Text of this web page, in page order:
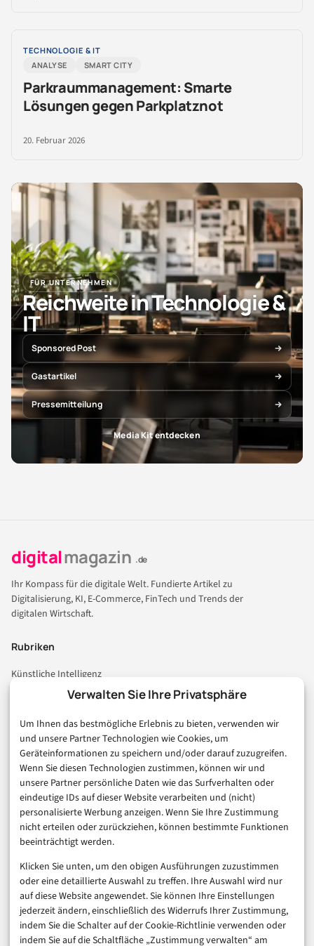
Verwalten Sie Ihre Privatsphäre
Um Ihnen das bestmögliche Erlebnis zu bieten, verwenden wir
und unsere Partner Technologien wie Cookies, um
Geräteinformationen zu speichern und/oder darauf zuzugreifen.
Wenn Sie diesen Technologien zustimmen, können wir und
unsere Partner persönliche Daten wie das Surfverhalten oder
eindeutige IDs auf dieser Website verarbeiten und (nicht)
personalisierte Werbung anzeigen. Wenn Sie Ihre Zustimmung
nicht erteilen oder zurückziehen, können bestimmte Funktionen
beeinträchtigt werden.
Klicken Sie unten, um den obigen Ausführungen zuzustimmen
oder eine detaillierte Auswahl zu treffen. Ihre Auswahl wird nur
auf diese Website angewendet. Sie können Ihre Einstellungen
jederzeit ändern, einschließlich des Widerrufs Ihrer Zustimmung,
indem Sie die Schalter auf der Cookie-Richtlinie verwenden oder
indem Sie auf die Schaltfläche „Zustimmung verwalten“ am
TECHNOLOGIE & IT
ANALYSE
SMART CITY
Parkraummanagement: Smarte
Lösungen gegen Parkplatznot
20. Februar 2026
FÜR UNTERNEHMEN
Reichweite in Technologie &
IT
Sponsored Post
Gastartikel
Pressemitteilung
Media Kit entdecken
digitalmagazin .de
Ihr Kompass für die digitale Welt. Fundierte Artikel zu
Digitalisierung, KI, E-Commerce, FinTech und Trends der
digitalen Wirtschaft.
Rubriken
Künstliche Intelligenz
Technologie & IT
Consumer & Digital Life
Marketing
Finanzen & FinTech
Business & Karriere
Sicherheit & Recht
Digitalisierung
Marketing
Magazin
Unsere Redaktion
Werbeformate & Media Kit